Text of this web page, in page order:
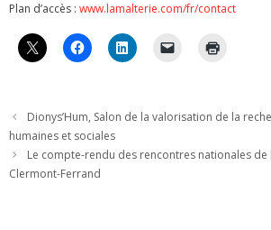
Plan d’accès : www.lamalterie.com/fr/contact
Dionys’Hum, Salon de la valorisation de la
humaines et sociales
Le compte-rendu des rencontres nationales de
Clermont-Ferrand